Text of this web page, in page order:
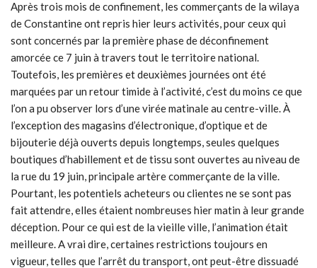
Après trois mois de confinement, les commerçants de la wilaya
de Constantine ont repris hier leurs activités, pour ceux qui
sont concernés par la première phase de déconfinement
amorcée ce 7 juin à travers tout le territoire national.
Toutefois, les premières et deuxièmes journées ont été
marquées par un retour timide à l’activité, c’est du moins ce que
l’on a pu observer lors d’une virée matinale au centre-ville. À
l’exception des magasins d’électronique, d’optique et de
bijouterie déjà ouverts depuis longtemps, seules quelques
boutiques d’habillement et de tissu sont ouvertes au niveau de
la rue du 19 juin, principale artère commerçante de la ville.
Pourtant, les potentiels acheteurs ou clientes ne se sont pas
fait attendre, elles étaient nombreuses hier matin à leur grande
déception. Pour ce qui est de la vieille ville, l’animation était
meilleure. A vrai dire, certaines restrictions toujours en
vigueur, telles que l’arrêt du transport, ont peut-être dissuadé